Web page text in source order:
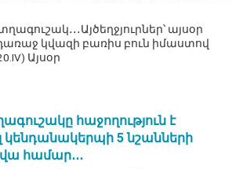
այսօր
կվազի բառիս բուն իմաստով
Այսօր
հաջողություն է
կենդանակերպի 5 նշանների
համար․․․